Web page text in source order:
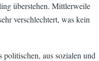
überstehen. Mittlerweile
verschlechtert, was kein
aus sozialen und